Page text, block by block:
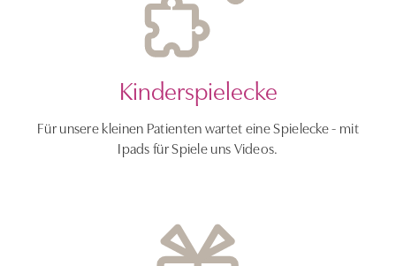
Kinderspielecke
Für unsere kleinen Patienten wartet eine Spielecke - mit
Ipads für Spiele uns Videos.